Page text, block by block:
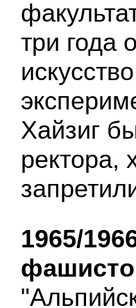
три года
Хайзиг
ректора,
1965/